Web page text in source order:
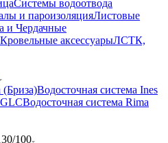
Системы водоотвода
и пароизоляцияЛистовые
и Чердачные
Кровельные аксессуарыЛСТК,
Водосточная система Ines
Водосточная система Rima
100